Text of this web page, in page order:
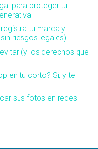
para proteger tu
registra tu marca y
riesgos legales)
(y los derechos que
en tu corto? Sí, y te
sus fotos en redes